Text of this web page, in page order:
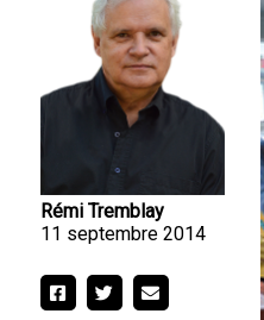
Rémi Tremblay
11 septembre 2014